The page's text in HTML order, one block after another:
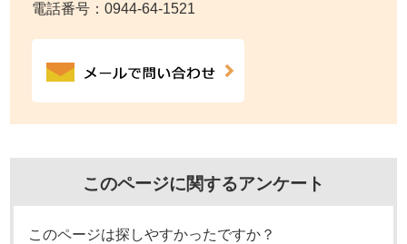
電話番号：0944-64-1521
このページに関するアンケート
このページは探しやすかったですか？